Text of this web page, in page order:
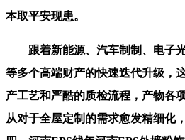
本取平安现患。
跟着新能源、汽车制制、电子光
等多个高端财产的快速迭代升级，
产工艺和严酷的质检流程，产物各
从对于全屋定制的需求愈发精细化